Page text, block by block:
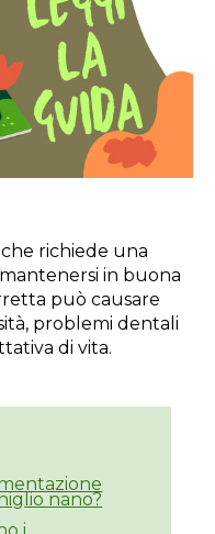
richiede una
in buona
può causare
problemi dentali
di vita.
nano?